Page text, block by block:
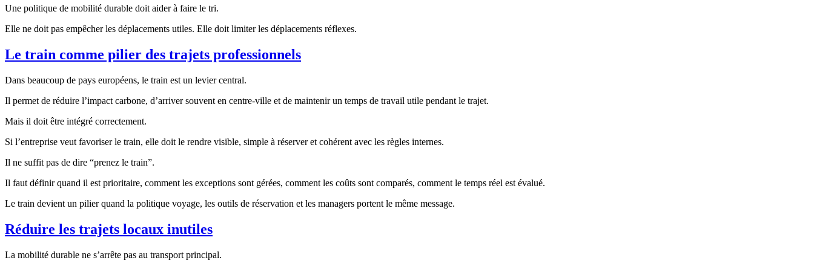
Une politique de mobilité durable doit aider à faire le tri.
Elle ne doit pas empêcher les déplacements utiles. Elle doit limiter les déplacements réflexes.
Le train comme pilier des trajets professionnels
Dans beaucoup de pays européens, le train est un levier central.
Il permet de réduire l’impact carbone, d’arriver souvent en centre-ville et de maintenir un temps de travail utile pendant le trajet.
Mais il doit être intégré correctement.
Si l’entreprise veut favoriser le train, elle doit le rendre visible, simple à réserver et cohérent avec les règles internes.
Il ne suffit pas de dire “prenez le train”.
Il faut définir quand il est prioritaire, comment les exceptions sont gérées, comment les coûts sont comparés, comment le temps réel est évalué.
Le train devient un pilier quand la politique voyage, les outils de réservation et les managers portent le même message.
Réduire les trajets locaux inutiles
La mobilité durable ne s’arrête pas au transport principal.